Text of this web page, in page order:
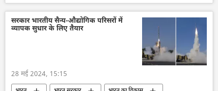
सेंट पीटर्सबर्ग अंतर्राष्ट्रीय आर्थिक मंच (SPIEF)
द्विपक्षीय रिश्ते
व्लादिमीर पुतिन
रूस का विकास
सरकार भारतीय सैन्य-औद्योगिक परिसरों में
व्यापक सुधार के लिए तैयार
28 मई 2024, 15:15